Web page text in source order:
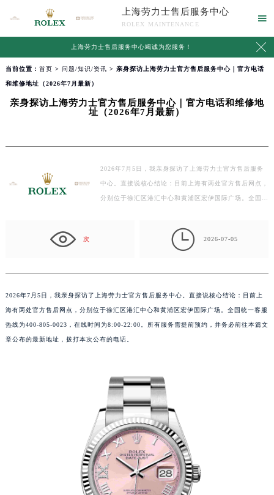
上海劳力士售后服务中心
ROLEX MAINTENANCE

上海劳力士售后服务中心竭诚为您服务！ 
当前位置： 首页 > 问题/知识/资讯 > 亲身探访上海劳力士官方售后服务中心｜官方电话
和维修地址（2026年7月最新）
亲身探访上海劳力士官方售后服务中心｜官方电话和维修地
址（2026年7月最新）
2026年7月5日，我亲身探访了上海劳力士官方售后服务
中心。直接说核心结论：目前上海有两处官方售后网点，
分别位于徐汇区港汇中心和黄浦区宏伊国际广场。全国
次  2026-07-05
2026年7月5日，我亲身探访了上海劳力士官方售后服务中心。直接说核心结论：目前上
海有两处官方售后网点，分别位于徐汇区港汇中心和黄浦区宏伊国际广场。全国统一客服
热线为400-805-0023，在线时间为8:00-22:00。所有服务需提前预约，并务必前往本篇文
章公布的最新地址，拨打本次公布的电话。